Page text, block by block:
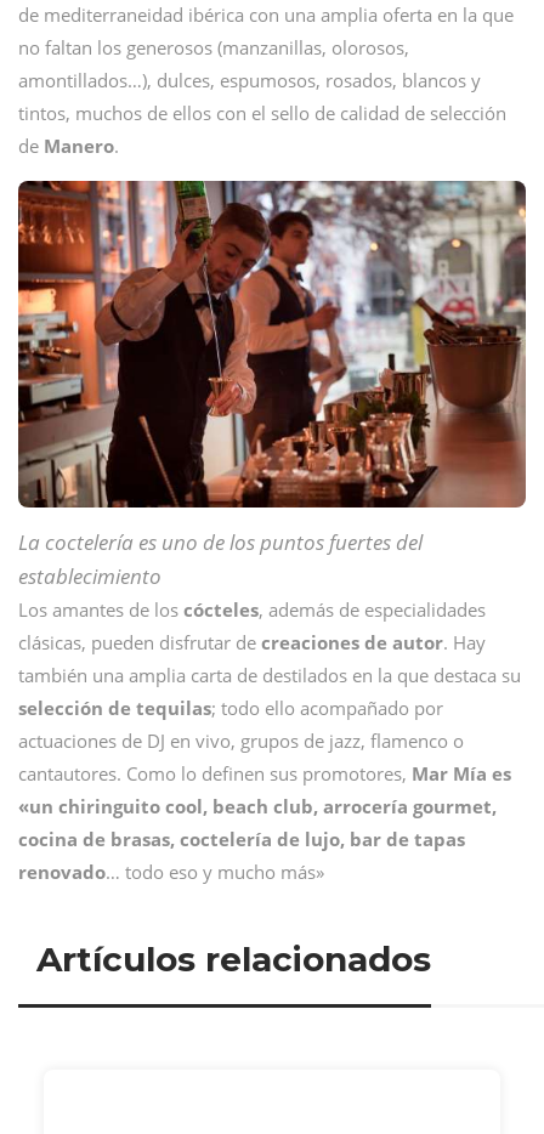
de mediterraneidad ibérica con una amplia oferta en la que
no faltan los generosos (manzanillas, olorosos,
amontillados…), dulces, espumosos, rosados, blancos y
tintos, muchos de ellos con el sello de calidad de selección
de Manero.
La coctelería es uno de los puntos fuertes del
establecimiento
Los amantes de los cócteles, además de especialidades
clásicas, pueden disfrutar de creaciones de autor. Hay
también una amplia carta de destilados en la que destaca su
selección de tequilas; todo ello acompañado por
actuaciones de DJ en vivo, grupos de jazz, flamenco o
cantautores. Como lo definen sus promotores, Mar Mía es
«un chiringuito cool, beach club, arrocería gourmet,
cocina de brasas, coctelería de lujo, bar de tapas
renovado… todo eso y mucho más»
Artículos relacionados